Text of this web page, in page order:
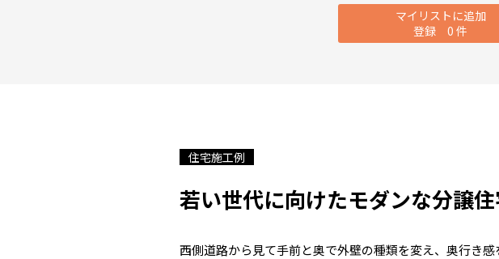
マイリストに追加
登録0 件
住宅施工例
若い世代に向けたモダンな分譲
西側道路から見て手前と奥で外壁の種類を変え、奥行き